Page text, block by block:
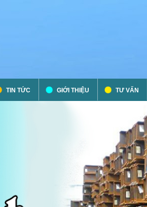
TIN TỨC GIỚI THIỆU TƯ VẤN